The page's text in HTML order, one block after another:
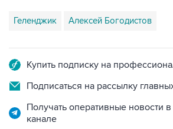
Геленджик Алексей Богодистов
Купить подписку на
Подписаться на рассылку
Получать оперативные новости
канале